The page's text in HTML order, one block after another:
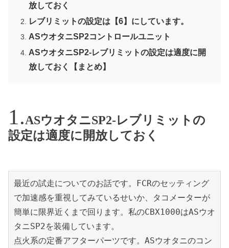
放しておく
レブリミットの設定は【6】にしています。
ASウオタニSP2コントロールユニット
ASウオタニSP2-レブリミットの設定は適度に開
放しておく【まとめ】
ASウオタニSP2-レブリミットの
設定は適度に開放しておく
最近の試走についてのお話です。FCRのセッティング
で加速感を重視してみているせいか、タコメーターが
簡単に限界近くまで回ります。私のCBX1000はASウオ
タニSP2を装備しています。
点火系の定番アフターパーツです。ASウオタニのコン